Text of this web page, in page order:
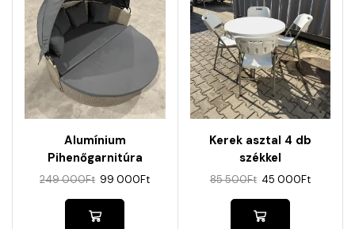
Alumínium
Pihenőgarnitúra
Árnyékolóval
249 000Ft 99 000Ft
Kerek asztal 4 db
székkel
85 500Ft 45 000Ft